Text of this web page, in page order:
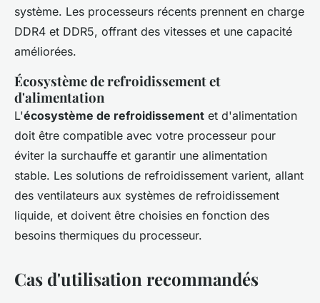
système. Les processeurs récents prennent en charge
DDR4 et DDR5, offrant des vitesses et une capacité
améliorées.
Écosystème de refroidissement et
d'alimentation
L'écosystème de refroidissement et d'alimentation
doit être compatible avec votre processeur pour
éviter la surchauffe et garantir une alimentation
stable. Les solutions de refroidissement varient, allant
des ventilateurs aux systèmes de refroidissement
liquide, et doivent être choisies en fonction des
besoins thermiques du processeur.
Cas d'utilisation recommandés